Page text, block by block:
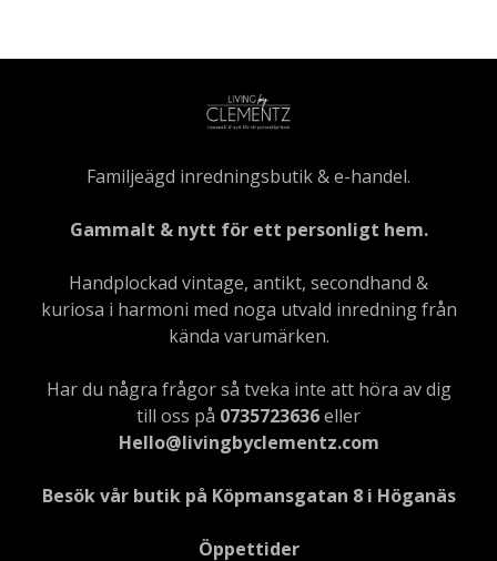
Familjeägd inredningsbutik & e-handel.
Gammalt & nytt för ett personligt hem.
Handplockad vintage, antikt, secondhand &
kuriosa i harmoni med noga utvald inredning från
kända varumärken.
Har du några frågor så tveka inte att höra av dig
till oss på 0735723636eller
Hello@livingbyclementz.com
Besök vår butik på Köpmansgatan 8 i Höganäs
Öppettider